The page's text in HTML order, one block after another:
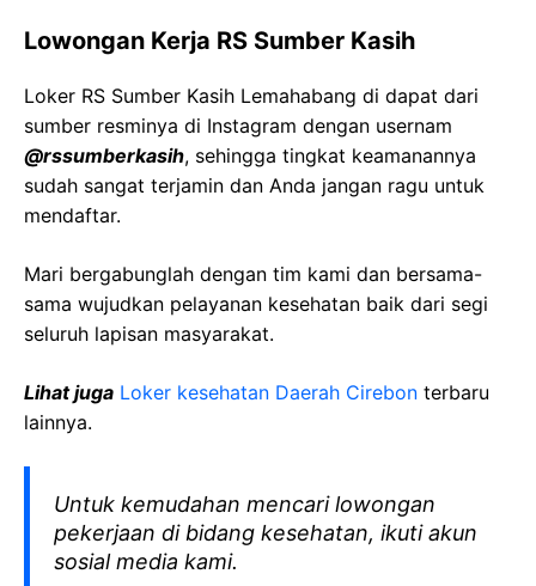
Lowongan Kerja RS Sumber Kasih
Loker RS Sumber Kasih Lemahabang di dapat dari
sumber resminya di Instagram dengan usernam
@rssumberkasih, sehingga tingkat keamanannya
sudah sangat terjamin dan Anda jangan ragu untuk
mendaftar.
Mari bergabunglah dengan tim kami dan bersama-
sama wujudkan pelayanan kesehatan baik dari segi
seluruh lapisan masyarakat.
Lihat juga Loker kesehatan Daerah Cirebon terbaru
lainnya.
Untuk kemudahan mencari lowongan
pekerjaan di bidang kesehatan, ikuti akun
sosial media kami.